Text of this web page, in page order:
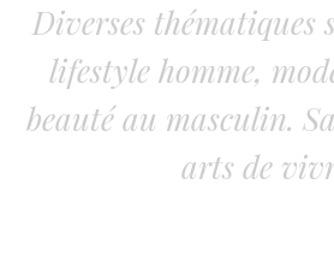
Diverses thématiques
lifestyle homme,
beauté au masculin.
arts de